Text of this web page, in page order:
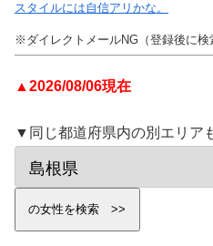
スタイルには自信アリかな。
※ダイレクトメールNG（登録後に検
▲2026/08/06現在
▼同じ都道府県内の別エリア